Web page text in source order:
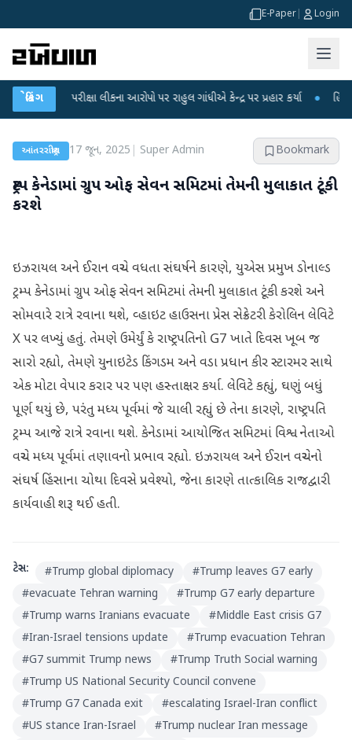
E-Paper Login
બ્રેકિંગ
NET પરીક્ષા લીકના આરોપો પર રાહુલ ગાંધીએ કેન્દ્ર પર પ્રહાર કર્યા ● હિંમતનગરમાં
આંતરરાષ્ટ્રીય 17 જૂન, 2025 Super Admin Bookmark
ટ્રમ્પ કેનેડામાં ગ્રુપ ઓફ સેવન સમિટમાં તેમની મુલાકાત ટૂંકી
કરશે
ઇઝરાયલ અને ઈરાન વચ્ચે વધતા સંઘર્ષને કારણે, યુએસ પ્રમુખ ડોનાલ્ડ
ટ્રમ્પ કેનેડામાં ગ્રુપ ઓફ સેવન સમિટમાં તેમની મુલાકાત ટૂંકી કરશે અને
સોમવારે રાત્રે રવાના થશે, વ્હાઇટ હાઉસના પ્રેસ સેક્રેટરી કેરોલિન લેવિટે
X પર લખ્યું હતું. તેમણે ઉમેર્યું કે રાષ્ટ્રપતિનો G7 ખાતે દિવસ ખૂબ જ
સારો રહ્યો, તેમણે યુનાઇટેડ કિંગડમ અને વડા પ્રધાન કીર સ્ટારમર સાથે
એક મોટા વેપાર કરાર પર પણ હસ્તાક્ષર કર્યા. લેવિટે કહ્યું, ઘણું બધું
પૂર્ણ થયું છે, પરંતુ મધ્ય પૂર્વમાં જે ચાલી રહ્યું છે તેના કારણે, રાષ્ટ્રપતિ
ટ્રમ્પ આજે રાત્રે રવાના થશે. કેનેડામાં આયોજિત સમિટમાં વિશ્વ નેતાઓ
વચ્ચે મધ્ય પૂર્વમાં તણાવનો પ્રભાવ રહ્યો. ઇઝરાયલ અને ઈરાન વચ્ચેનો
સંઘર્ષ હિંસાના ચોથા દિવસે પ્રવેશ્યો, જેના કારણે તાત્કાલિક રાજદ્વારી
કાર્યવાહી શરૂ થઈ હતી.
ટેગ્સ: #Trump global diplomacy #Trump leaves G7 early
#evacuate Tehran warning #Trump G7 early departure
#Trump warns Iranians evacuate #Middle East crisis G7
#Iran-Israel tensions update #Trump evacuation Tehran
#G7 summit Trump news #Trump Truth Social warning
#Trump US National Security Council convene
#Trump G7 Canada exit #escalating Israel-Iran conflict
#US stance Iran-Israel #Trump nuclear Iran message